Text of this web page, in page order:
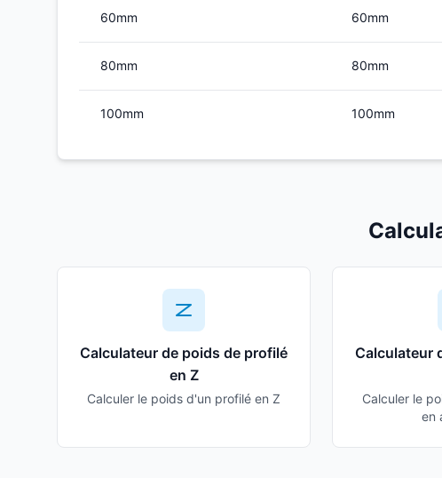
60mm 60mm
80mm 80mm
100mm 100mm
Calculateur de poids de profilé
en Z
Calculer le poids d'un profilé en Z
Calculateur
Calculer le
en